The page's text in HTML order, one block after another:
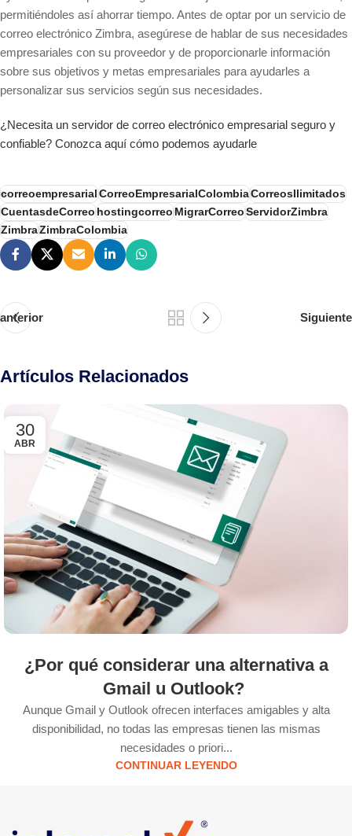
permitiéndoles así ahorrar tiempo. Antes de optar por un servicio de
correo electrónico Zimbra, asegúrese de hablar de sus necesidades
empresariales con su proveedor y de proporcionarle información
sobre sus objetivos y metas empresariales para ayudarles a
personalizar sus servicios según sus necesidades.
¿Necesita un servidor de correo electrónico empresarial seguro y
confiable? Conozca aquí cómo podemos ayudarle
correoempresarial CorreoEmpresarialColombiaCorreosIlimitados
CuentasdeCorreo hostingcorreo MigrarCorreo ServidorZimbra
ZimbraZimbraColombia
anterior Siguiente
Artículos Relacionados
30
ABR
¿Por qué considerar una alternativa a
Gmail u Outlook?
Aunque Gmail y Outlook ofrecen interfaces amigables y alta
disponibilidad, no todas las empresas tienen las mismas
necesidades o priori...
CONTINUAR LEYENDO